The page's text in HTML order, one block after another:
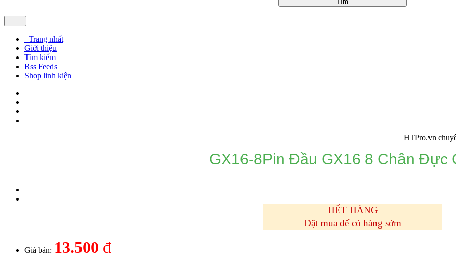
Trang nhất
Giới thiệu
Tìm kiếm
Rss Feeds
Shop linh kiện
HTPro.vn chuyển về
GX16-8Pin Đầu GX16 8 Chân Đực
HẾT HÀNG
Đặt mua để có hàng sớm
Giá bán: 13.500 đ